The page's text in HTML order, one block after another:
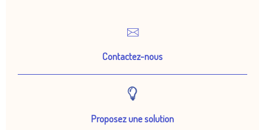
Contactez-nous
Proposez une solution